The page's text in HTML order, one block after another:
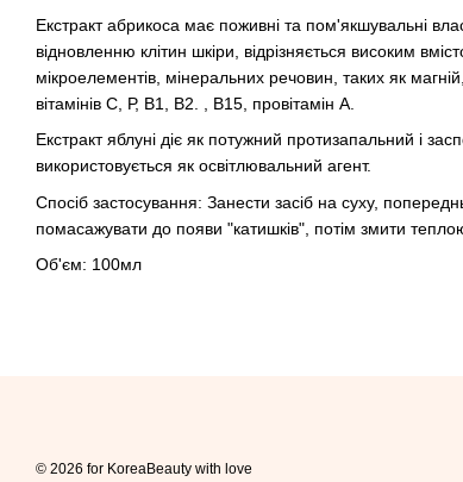
Екстракт абрикоса має поживні та пом'якшувальні
відновленню клітин шкіри, відрізняється високим
мікроелементів, мінеральних речовин, таких як
вітамінів С, Р, В1, В2. , В15, провітамін А.
Екстракт яблуні діє як потужний протизапальний і
використовується як освітлювальний агент.
Спосіб застосування: Занести засіб на суху,
помасажувати до появи "катишків", потім змити
Об'єм: 100мл
© 2026 for KoreaBeauty with love